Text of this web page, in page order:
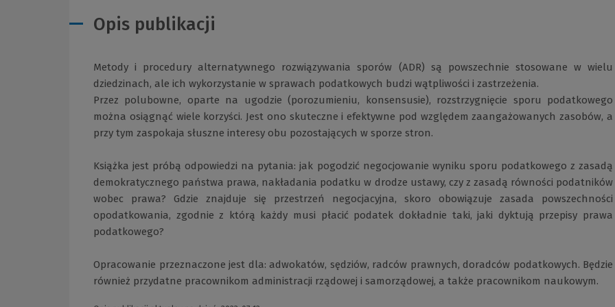
Opis publikacji
Metody i procedury alternatywnego rozwiązywania sporów (ADR) są powszechnie stosowane w wielu
dziedzinach, ale ich wykorzystanie w sprawach podatkowych budzi wątpliwości i zastrzeżenia.
Przez polubowne, oparte na ugodzie (porozumieniu, konsensusie), rozstrzygnięcie sporu podatkowego
można osiągnąć wiele korzyści. Jest ono skuteczne i efektywne pod względem zaangażowanych zasobów, a
przy tym zaspokaja słuszne interesy obu pozostających w sporze stron.
Książka jest próbą odpowiedzi na pytania: jak pogodzić negocjowanie wyniku sporu podatkowego z zasadą
demokratycznego państwa prawa, nakładania podatku w drodze ustawy, czy z zasadą równości podatników
wobec prawa? Gdzie znajduje się przestrzeń negocjacyjna, skoro obowiązuje zasada powszechności
opodatkowania, zgodnie z którą każdy musi płacić podatek dokładnie taki, jaki dyktują przepisy prawa
podatkowego?
Opracowanie przeznaczone jest dla: adwokatów, sędziów, radców prawnych, doradców podatkowych. Będzie
również przydatne pracownikom administracji rządowej i samorządowej, a także pracownikom naukowym.